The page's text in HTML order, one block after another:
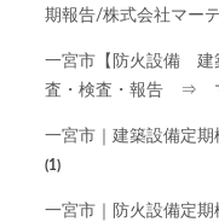
期報告/株式会社マー
一宮市【防火設備 建
査・検査・報告 ⇒
一宮市｜建築設備定
(1)
一宮市｜防火設備定